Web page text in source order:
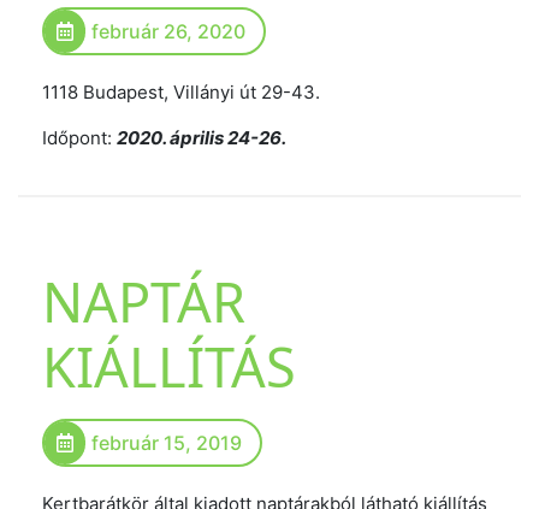
február 26, 2020
1118 Budapest, Villányi út 29-43.
Időpont: 2020. április 24-26.
NAPTÁR
KIÁLLÍTÁS
február 15, 2019
Kertbarátkör által kiadott naptárakból látható kiállítás